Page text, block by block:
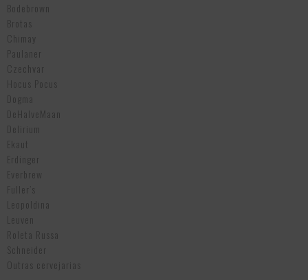
Bodebrown
Brotas
Chimay
Paulaner
Czechvar
Hocus Pocus
Dogma
DeHalveMaan
Delirium
Ekaut
Erdinger
Everbrew
Fuller’s
Leopoldina
Leuven
Roleta Russa
Schneider
Outras cervejarias